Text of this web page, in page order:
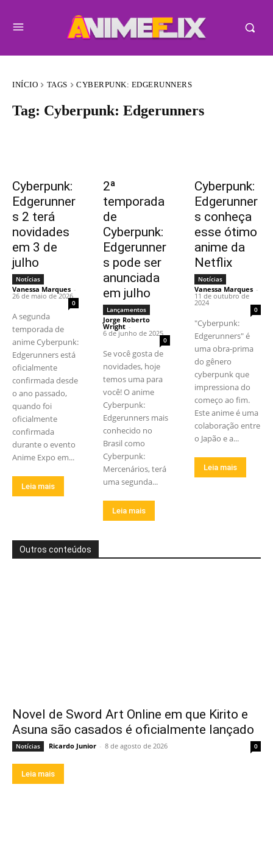
INÍCIO TAGS CYBERPUNK: EDGERUNNERS
Tag: Cyberpunk: Edgerunners
Cyberpunk:
Edgerunner
s 2 terá
novidades
em 3 de
julho
Notícias
Vanessa Marques -
26 de maio de 2026
0
A segunda
temporada de
anime Cyberpunk:
Edgerunners está
oficialmente
confirmada desde
o ano passado,
quando foi
oficialmente
confirmada
durante o evento
Anime Expo em...
Leia mais
2ª
temporada
de
Cyberpunk:
Edgerunner
s pode ser
anunciada
em julho
Lançamentos
Jorge Roberto
Wright -
6 de junho de 2025
0
Se você gosta de
novidades, hoje
temos uma para
você! O anime
Cyberpunk:
Edgerunners mais
conhecido no
Brasil como
Cyberpunk:
Mercenários, terá
uma segunda...
Leia mais
Cyberpunk:
Edgerunner
s conheça
esse ótimo
anime da
Netflix
Notícias
Vanessa Marques -
11 de outubro de
2024
0
"Cyberpunk:
Edgerunners" é
uma obra-prima
do gênero
cyberpunk que
impressiona do
começo ao fim.
Este anime é uma
colaboração entre
o Japão e a...
Leia mais
Outros conteúdos
Novel de Sword Art Online em que Kirito e
Asuna são casados é oficialmente lançado
Notícias Ricardo Junior - 8 de agosto de 2026 0
Leia mais